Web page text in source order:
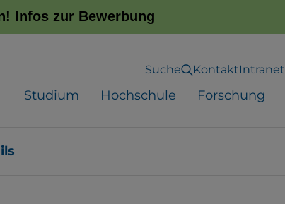
Infos zur Bewerbung
Suche KontaktIntranet
Studium Hochschule Forschung